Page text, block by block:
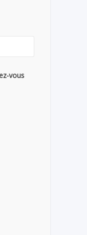
vous